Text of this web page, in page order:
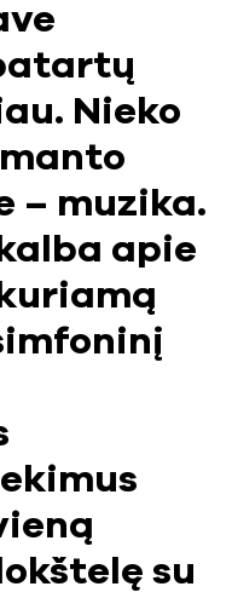
Nieko
– muzika.
apie
su